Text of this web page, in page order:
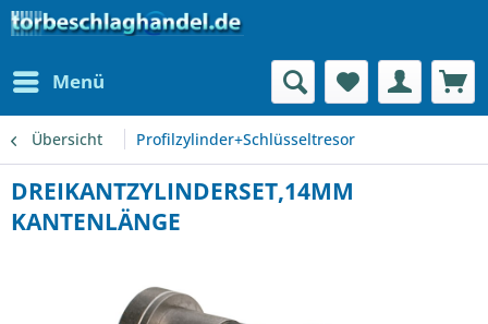
Menü
Übersicht Profilzylinder+Schlüsseltresor
DREIKANTZYLINDERSET,14MM
KANTENLÄNGE